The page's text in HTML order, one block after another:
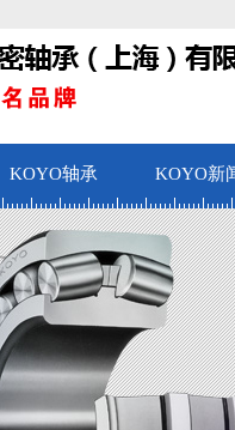
KOYO轴承 KOYO新